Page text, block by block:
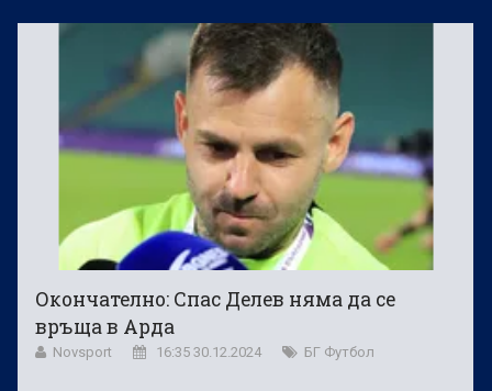
Окончателно: Спас Делев няма да се
връща в Арда
Novsport 16:35 30.12.2024 БГ Футбол